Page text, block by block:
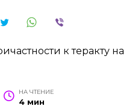
НА ЧТЕНИЕ
4 мин